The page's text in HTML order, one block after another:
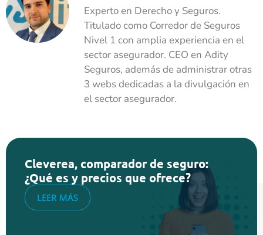
Experto en Derecho y Seguros.
Titulado como Corredor de Seguros
Nivel 1 con amplia experiencia en el
sector asegurador. CEO en Adity
Seguros, además de administrar otras
3 webs dedicadas a la divulgación en
el sector asegurador.
Cleverea, comparador de seguro:
¿Qué es y precios que ofrece?
LEER MÁS